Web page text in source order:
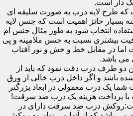
دار است.
طرح لایه درب به صورت سلیقه ای
بسیار حائز اهمیت است که جنس لایه
انتخاب شود به طور مثال جنس ام
بیشتری نسبت به جنس ملامینه و پی
در مقابل خط و خش و نور آفتاب
می باشد.
دو طرف درب دقت نمود که باید از
باشد و اگر داخل درب خالی از ورق
شما یک درب معمولی در ابعاد بزرگتر
با پرداخت هزینه یک درب ضد سرقت!
درب ضد سرقت دارای در